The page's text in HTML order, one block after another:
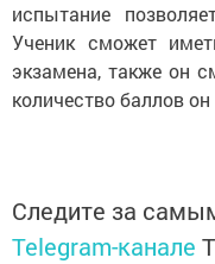
испытание
Ученик сможет
экзамена, также он
количество баллов он
Следите за
Telegram-канале